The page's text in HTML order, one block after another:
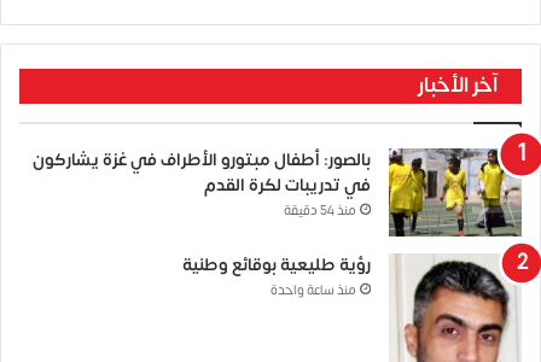
آخر الأخبار
بالصور: أطفال مبتورو الأطراف في غزة يشاركون
في تدريبات لكرة القدم
منذ 54 دقيقة
رؤية طليعية بوقائع وطنية
منذ ساعة واحدة